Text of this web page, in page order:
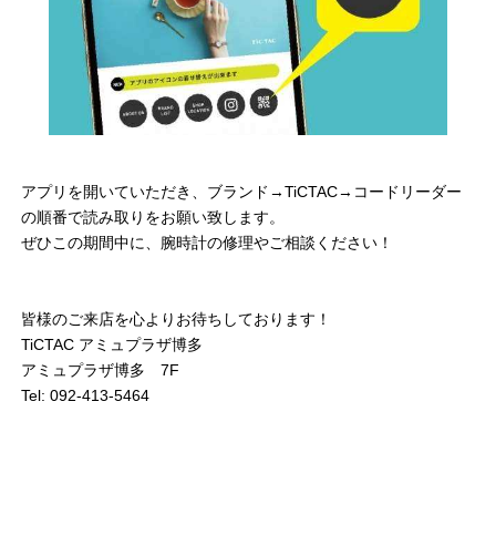
アプリを開いていただき、ブランド→TiCTAC→コードリーダー
の順番で読み取りをお願い致します。
ぜひこの期間中に、腕時計の修理やご相談ください！
皆様のご来店を心よりお待ちしております！
TiCTAC アミュプラザ博多
アミュプラザ博多 7F
Tel: 092-413-5464